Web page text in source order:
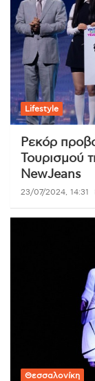
Lifestyle
Ρεκόρ
Τουρισμού
NewJeans
23/07/2024, 14:31
Θεσσαλονίκη